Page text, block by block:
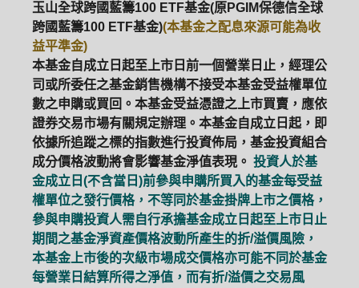
玉山全球跨國藍籌100 ETF基金(原PGIM保德信全球
跨國藍籌100 ETF基金)(本基金之配息來源可能為收
益平準金)
本基金自成立日起至上市日前一個營業日止，經理公
司或所委任之基金銷售機構不接受本基金受益權單位
數之申購或買回。本基金受益憑證之上市買賣，應依
證券交易市場有關規定辦理。本基金自成立日起，即
依據所追蹤之標的指數進行投資佈局，基金投資組合
成分價格波動將會影響基金淨值表現。 投資人於基
金成立日(不含當日)前參與申購所買入的基金每受益
權單位之發行價格，不等同於基金掛牌上市之價格，
參與申購投資人需自行承擔基金成立日起至上市日止
期間之基金淨資產價格波動所產生的折/溢價風險，
本基金上市後的次級市場成交價格亦可能不同於基金
每營業日結算所得之淨值，而有折/溢價之交易風